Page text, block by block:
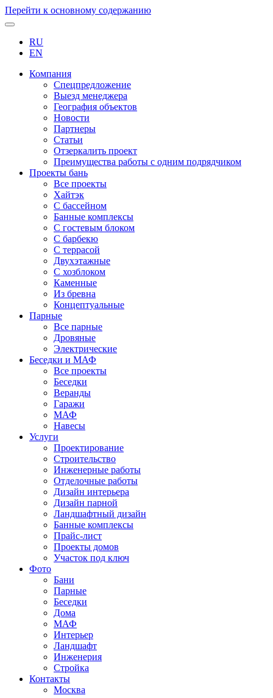
Перейти к основному содержанию
RU
EN
Компания
Спецпредложение
Выезд менеджера
География объектов
Новости
Партнеры
Статьи
Отзеркалить проект
Преимущества работы с одним подрядчиком
Проекты бань
Все проекты
Хайтэк
С бассейном
Банные комплексы
С гостевым блоком
С барбекю
С террасой
Двухэтажные
С хозблоком
Каменные
Из бревна
Концептуальные
Парные
Все парные
Дровяные
Электрические
Беседки и МАФ
Все проекты
Беседки
Веранды
Гаражи
МАФ
Навесы
Услуги
Проектирование
Строительство
Инженерные работы
Отделочные работы
Дизайн интерьера
Дизайн парной
Ландшафтный дизайн
Банные комплексы
Прайс-лист
Проекты домов
Участок под ключ
Фото
Бани
Парные
Беседки
Дома
МАФ
Интерьер
Ландшафт
Инженерия
Стройка
Контакты
Москва